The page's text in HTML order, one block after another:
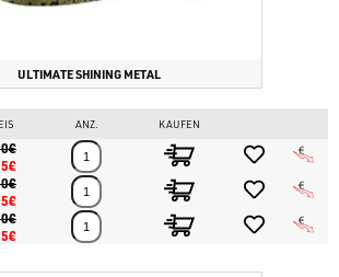
ULTIMATE SHINING METAL
ANZ. KAUFEN